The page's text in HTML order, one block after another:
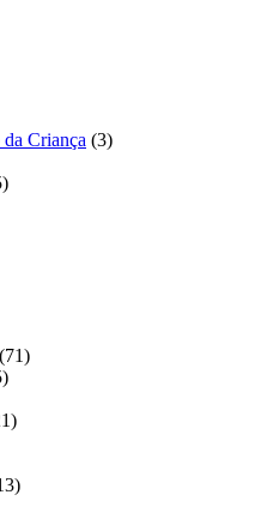
Criança (3)
(71)